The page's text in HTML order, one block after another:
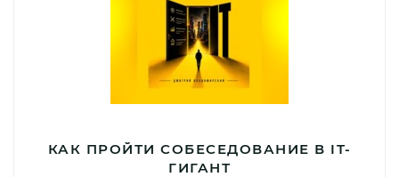
КАК ПРОЙТИ СОБЕСЕДОВАНИЕ В IT-
ГИГАНТ